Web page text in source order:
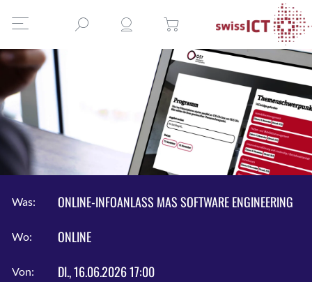
Was: ONLINE-INFOANLASS MAS SOFTWARE ENGINEERING
Wo: ONLINE
Von: DI., 16.06.2026 17:00